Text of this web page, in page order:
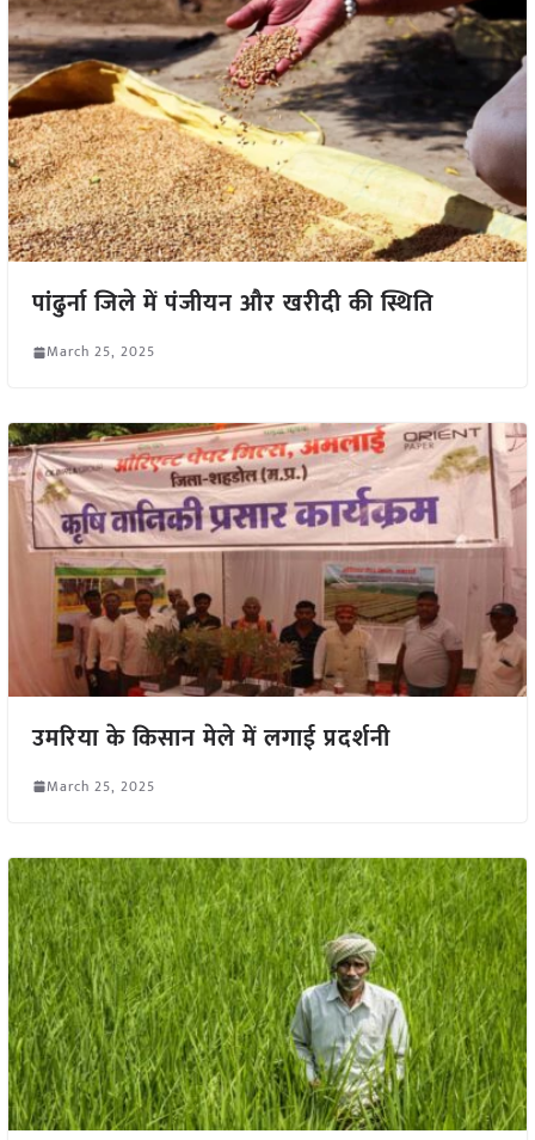
पांढुर्ना जिले में पंजीयन और खरीदी की स्थिति
March 25, 2025
उमरिया के किसान मेले में लगाई प्रदर्शनी
March 25, 2025